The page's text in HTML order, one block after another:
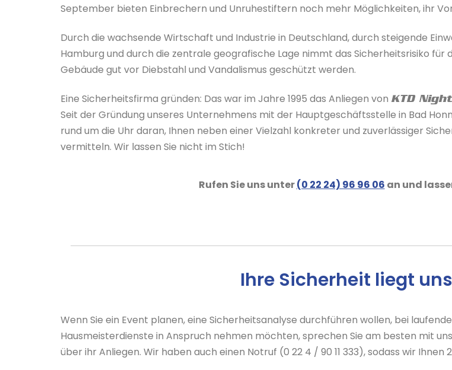
September bieten Einbrechern und Unruhestiftern noch mehr Möglichkeiten, ihr
Durch die wachsende Wirtschaft und Industrie in Deutschland, durch steigende
Hamburg und durch die zentrale geografische Lage nimmt das Sicherheitsrisiko für
Gebäude gut vor Diebstahl und Vandalismus geschützt werden.
Eine Sicherheitsfirma gründen: Das war im Jahre 1995 das Anliegen von KTD
Seit der Gründung unseres Unternehmens mit der Hauptgeschäftsstelle in Bad
rund um die Uhr daran, Ihnen neben einer Vielzahl konkreter und zuverlässiger
vermitteln. Wir lassen Sie nicht im Stich!
Rufen Sie uns unter(0 22 24) 96 96 06 an und
Ihre Sicherheit liegt
Wenn Sie ein Event planen, eine Sicherheitsanalyse durchführen wollen, bei
Hausmeisterdienste in Anspruch nehmen möchten, sprechen Sie am besten mit
über ihr Anliegen. Wir haben auch einen Notruf (0 22 4 / 90 11 333), sodass wir Ihnen